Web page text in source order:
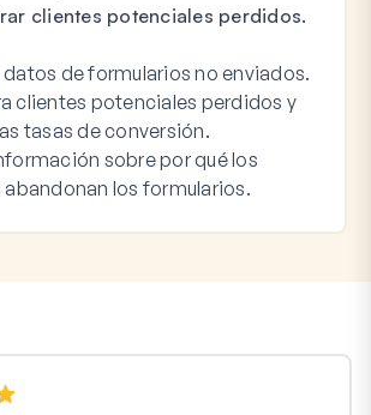
clientes potenciales perdidos.
de formularios no enviados.
clientes potenciales perdidos y
tasas de conversión.
sobre por qué los
abandonan los formularios.